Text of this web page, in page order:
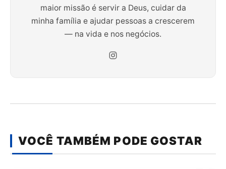
maior missão é servir a Deus, cuidar da
minha família e ajudar pessoas a crescerem
— na vida e nos negócios.
VOCÊ TAMBÉM PODE GOSTAR